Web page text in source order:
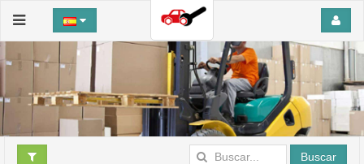
Buscar